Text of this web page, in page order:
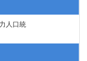
人口統